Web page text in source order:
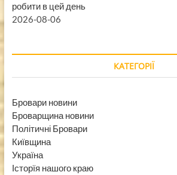
робити в цей день
2026-08-06
КАТЕГОРІЇ
Бровари новини
Броварщина новини
Політичні Бровари
Київщина
Україна
Історїя нашого краю